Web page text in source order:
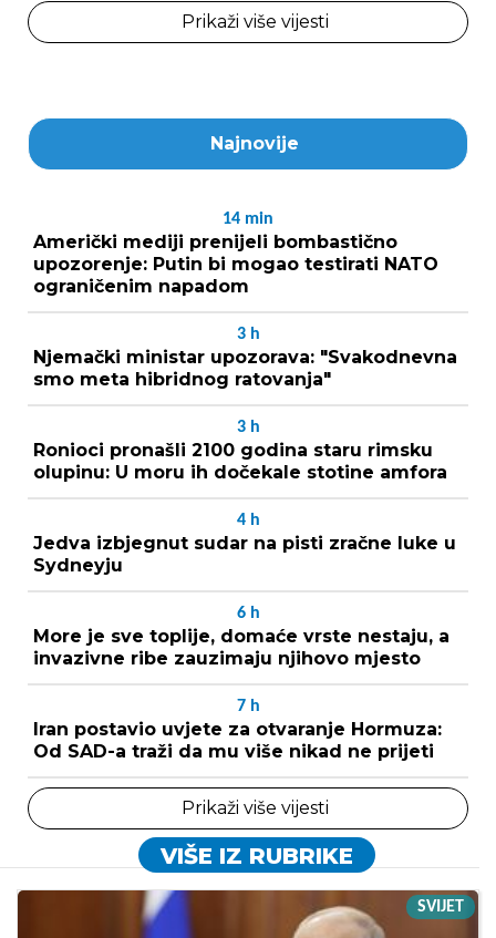
Prikaži više vijesti
Najnovije
14 min
Američki mediji prenijeli bombastično
upozorenje: Putin bi mogao testirati NATO
ograničenim napadom
3 h
Njemački ministar upozorava: "Svakodnevna
smo meta hibridnog ratovanja"
3 h
Ronioci pronašli 2100 godina staru rimsku
olupinu: U moru ih dočekale stotine amfora
4 h
Jedva izbjegnut sudar na pisti zračne luke u
Sydneyju
6 h
More je sve toplije, domaće vrste nestaju, a
invazivne ribe zauzimaju njihovo mjesto
7 h
Iran postavio uvjete za otvaranje Hormuza:
Od SAD-a traži da mu više nikad ne prijeti
Prikaži više vijesti
VIŠE IZ RUBRIKE
SVIJET